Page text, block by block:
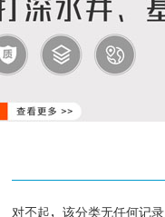
对不起，该分类无任何记录